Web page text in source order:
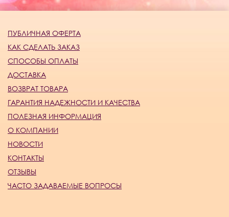
ПУБЛИЧНАЯ ОФЕРТА
КАК СДЕЛАТЬ ЗАКАЗ
СПОСОБЫ ОПЛАТЫ
ДОСТАВКА
ВОЗВРАТ ТОВАРА
ГАРАНТИЯ НАДЕЖНОСТИ И КАЧЕСТВА
ПОЛЕЗНАЯ ИНФОРМАЦИЯ
О КОМПАНИИ
НОВОСТИ
КОНТАКТЫ
ОТЗЫВЫ
ЧАСТО ЗАДАВАЕМЫЕ ВОПРОСЫ